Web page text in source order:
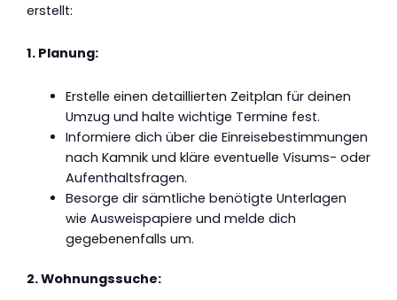
erstellt:
1. Planung:
Erstelle einen detaillierten Zeitplan für deinen
Umzug und halte wichtige Termine fest.
Informiere dich über die Einreisebestimmungen
nach Kamnik und kläre eventuelle Visums- oder
Aufenthaltsfragen.
Besorge dir sämtliche benötigte Unterlagen
wie Ausweispapiere und melde dich
gegebenenfalls um.
2. Wohnungssuche: